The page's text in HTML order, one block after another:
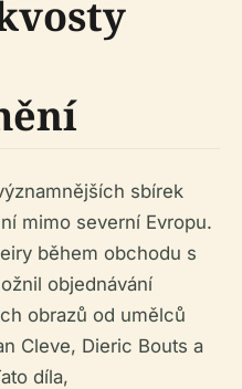
sbírek
mimo severní Evropu.
během obchodu s
objednávání
obrazů od umělců
Cleve, Dieric Bouts a
díla,